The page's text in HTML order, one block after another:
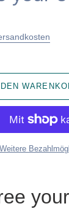
DEN
Weitere